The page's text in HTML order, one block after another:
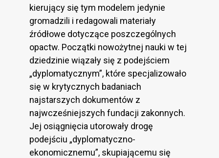
kierujący się tym modelem jedynie
gromadzili i redagowali materiały
źródłowe dotyczące poszczególnych
opactw. Początki nowożytnej nauki w tej
dziedzinie wiązały się z podejściem
„dyplomatycznym”, które specjalizowało
się w krytycznych badaniach
najstarszych dokumentów z
najwcześniejszych fundacji zakonnych.
Jej osiągnięcia utorowały drogę
podejściu „dyplomatyczno-
ekonomicznemu”, skupiającemu się